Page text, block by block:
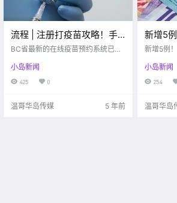
流程 | 注册打疫苗攻略！手
把手教你如何线上预约打疫
BC省最新的在线疫苗预约系统已于
的！！无论我们是不是加拿大公
民，都可以免费接种疫苗。 所以最
理了一下具体操作.
小岛新闻
425 0
温哥华岛传媒 5 年前
新增5
福利申
利！！
新增5例
取$1000
小岛新闻
254
温哥华岛